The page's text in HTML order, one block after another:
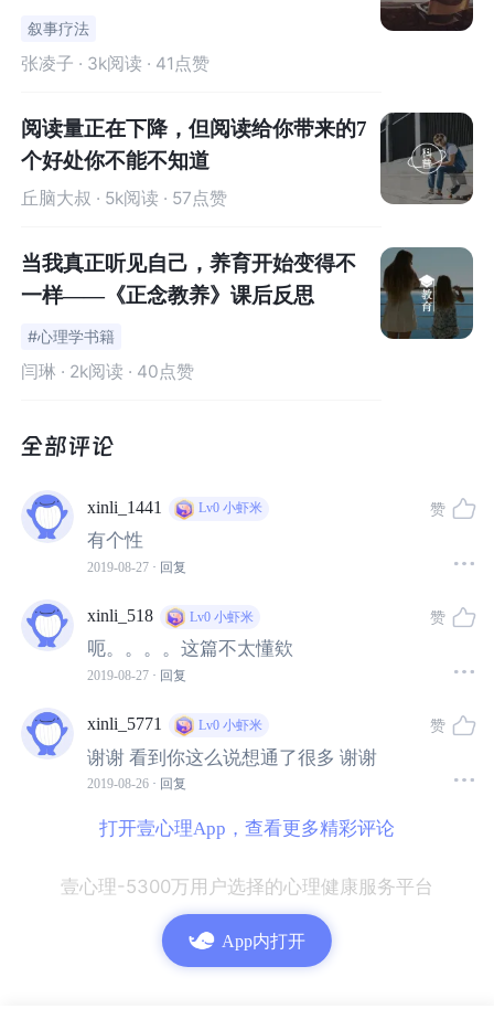
1.人生苦难重重。这是个伟大的真理，是世界上最伟大的
真理之一。它的伟大，在于我们一旦想通了它，就能实
现人生的超越。
克里佛
3.我们的心智成熟到一定阶段，就会更加谦逊而快乐。
《非暴力沟通》
【一句话推荐】
【本书金句】
1、当我们褪去隐蔽的精神暴力，爱将自然流露。
2、也许我们并不认为自己的谈话方式是暴力的，但我们
叙事疗法
张凌子 · 3k阅读 · 41点赞
阅读量正在下降，但阅读给你带来的7
个好处你不能不知道
丘脑大叔 · 5k阅读 · 57点赞
当我真正听见自己，养育开始变得不
一样——《正念教养》课后反思
#心理学书籍
闫琳 · 2k阅读 · 40点赞
xinli_1441 Lv0 小虾米
有个性
2019-08-27 · 回复
赞
xinli_518 Lv0 小虾米
呃。。。。这篇不太懂欸
2019-08-27 · 回复
赞
xinli_5771 Lv0 小虾米
谢谢 看到你这么说想通了很多 谢谢
2019-08-26 · 回复
赞
打开壹心理App，查看更多精彩评论
壹心理-5300万用户选择的心理健康服务平台
App内打开